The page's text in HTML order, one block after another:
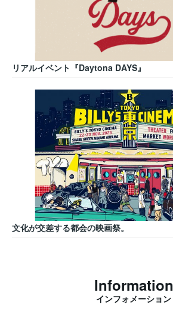
リアルイベント『Daytona DAYS』
文化が交差する都会の映画祭。
Information
インフォメーション